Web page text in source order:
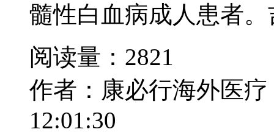
髓性白血病成人患者。
阅读量：2821
作者：康必行海外医疗
12:01:30